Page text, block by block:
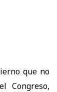
que no
Congreso,